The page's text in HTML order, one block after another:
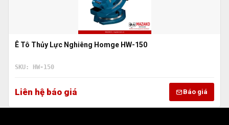
Ê Tô Thủy Lực Nghiêng Homge HW-150
SKU: HW-150
Liên hệ báo giá Báo giá